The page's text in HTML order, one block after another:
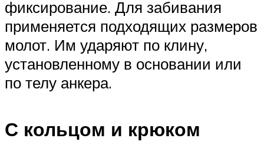
фиксирование. Для забивания
применяется подходящих размеров
молот. Им ударяют по клину,
установленному в основании или
по телу анкера.
С кольцом и крюком